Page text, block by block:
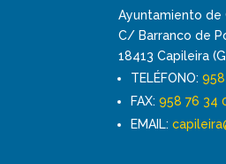
Ayuntamiento de
C/ Barranco de
18413 Capileira
TELÉFONO:
FAX:958 76 34
EMAIL: